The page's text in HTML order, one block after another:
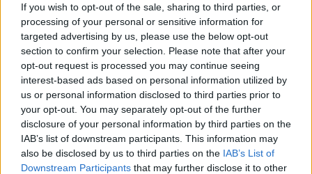
If you wish to opt-out of the sale, sharing to third parties, or
processing of your personal or sensitive information for
targeted advertising by us, please use the below opt-out
section to confirm your selection. Please note that after your
opt-out request is processed you may continue seeing
interest-based ads based on personal information utilized by
us or personal information disclosed to third parties prior to
your opt-out. You may separately opt-out of the further
disclosure of your personal information by third parties on the
IAB’s list of downstream participants. This information may
also be disclosed by us to third parties on the IAB’s List of
Downstream Participants that may further disclose it to other